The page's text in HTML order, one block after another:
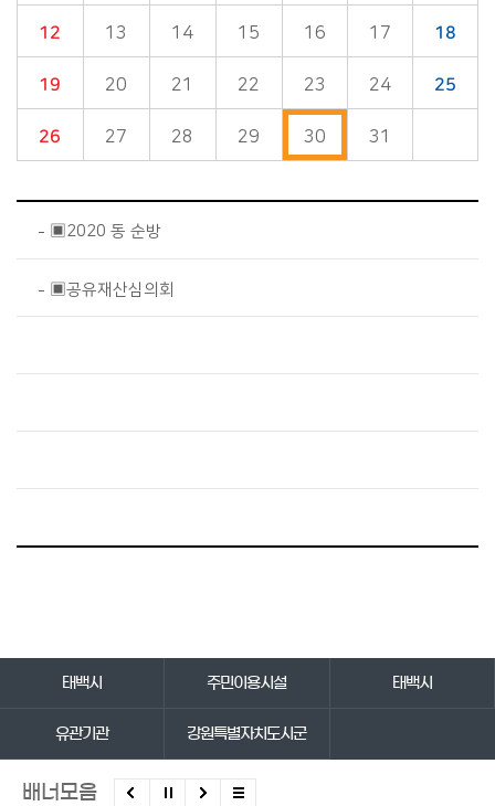
12 13 14 15 16 17 18
19 20 21 22 23 24 25
26 27 28 29 30 31
▣2020 동 순방
▣공유재산심의회
태백시 주민이용시설 태백시
유관기관 강원특별자치도시군
배너모음